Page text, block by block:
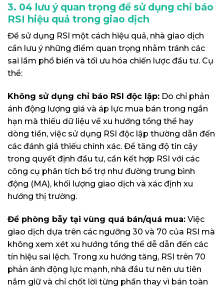
3. 04 lưu ý quan trọng để sử dụng chỉ báo
RSI hiệu quả trong giao dịch
Để sử dụng RSI một cách hiệu quả, nhà giao dịch
cần lưu ý những điểm quan trọng nhằm tránh các
sai lầm phổ biến và tối ưu hóa chiến lược đầu tư. Cụ
thể:
Không sử dụng chỉ báo RSI độc lập: Do chỉ phản
ánh động lượng giá và áp lực mua bán trong ngắn
hạn mà thiếu dữ liệu về xu hướng tổng thể hay
dòng tiền, việc sử dụng RSI độc lập thường dẫn đến
các đánh giá thiếu chính xác. Để tăng độ tin cậy
trong quyết định đầu tư, cần kết hợp RSI với các
công cụ phân tích bổ trợ như đường trung bình
động (MA), khối lượng giao dịch và xác định xu
hướng thị trường.
Đề phòng bẫy tại vùng quá bán/quá mua: Việc
giao dịch dựa trên các ngưỡng 30 và 70 của RSI mà
không xem xét xu hướng tổng thể dễ dẫn đến các
tín hiệu sai lệch. Trong xu hướng tăng, RSI trên 70
phản ánh động lực mạnh, nhà đầu tư nên ưu tiên
nắm giữ và chỉ chốt lời từng phần thay vì bán toàn